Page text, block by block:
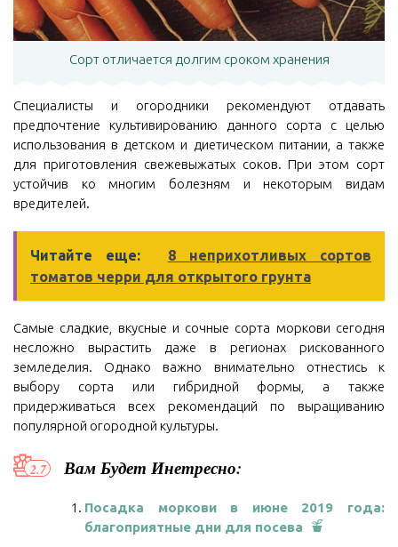
Сорт отличается долгим сроком хранения
Специалисты и огородники рекомендуют отдавать
предпочтение культивированию данного сорта с целью
использования в детском и диетическом питании, а также
для приготовления свежевыжатых соков. При этом сорт
устойчив ко многим болезням и некоторым видам
вредителей.
Читайте еще:
8 неприхотливых сортов
томатов черри для открытого грунта
Самые сладкие, вкусные и сочные сорта моркови сегодня
несложно вырастить даже в регионах рискованного
земледелия. Однако важно внимательно отнестись к
выбору сорта или гибридной формы, а также
придерживаться всех рекомендаций по выращиванию
популярной огородной культуры.
Вам Будет Инетресно:
Посадка моркови в июне 2019 года:
благоприятные дни для посева